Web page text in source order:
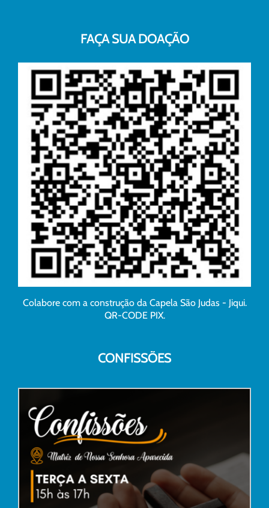
FAÇA SUA DOAÇÃO
Colabore com a construção da Capela São Judas - Jiqui.
QR-CODE PIX.
CONFISSÕES